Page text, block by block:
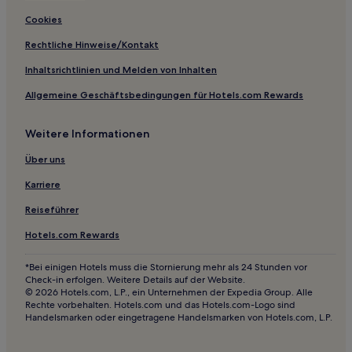
Motels in Richfield
Hotels mit Fitnessbereich in Südwest-Utah / Bryce Canyon
Günstige in Südwest-Utah / Bryce Canyon
Luxus in Südwest-Utah / Bryce Canyon
Günstige in Torrey
Hotels mit Parkplatz in Zentral-Utah
Hotels mit Pool in Richfield
Hotels mit Fitnessbereich in Richfield
Günstige in Richfield
Haustierfreundliche in Richfield
Günstige in Washington
Günstige in Panguitch
Cookies
Rechtliche Hinweise/Kontakt
Inhaltsrichtlinien und Melden von Inhalten
Allgemeine Geschäftsbedingungen für Hotels.com Rewards
Weitere Informationen
Über uns
Karriere
Reiseführer
Hotels.com Rewards
*Bei einigen Hotels muss die Stornierung mehr als 24 Stunden vor
Check-in erfolgen. Weitere Details auf der Website.
© 2026 Hotels.com, L.P., ein Unternehmen der Expedia Group. Alle
Rechte vorbehalten. Hotels.com und das Hotels.com-Logo sind
Handelsmarken oder eingetragene Handelsmarken von Hotels.com, L.P.